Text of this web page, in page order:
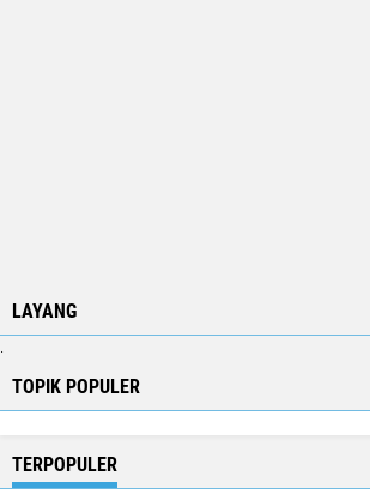
LAYANG
.
TOPIK POPULER
TERPOPULER